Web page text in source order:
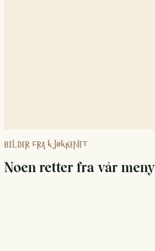
BILDER FRA KJØKKENET
Noen retter fra vår meny